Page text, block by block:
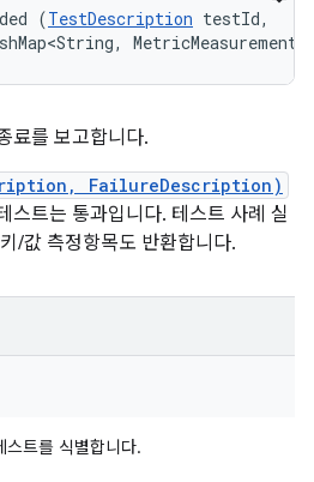
(TestDescription testId,
료를 보고합니다.
FailureDescription)
스트는 통과입니다. 테스트 사례 실
/값 측정항목도 반환합니다.
스트를 식별합니다.